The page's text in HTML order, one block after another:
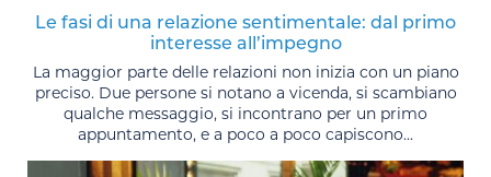
Le fasi di una relazione sentimentale: dal primo
interesse all’impegno
La maggior parte delle relazioni non inizia con un piano
preciso. Due persone si notano a vicenda, si scambiano
qualche messaggio, si incontrano per un primo
appuntamento, e a poco a poco capiscono...